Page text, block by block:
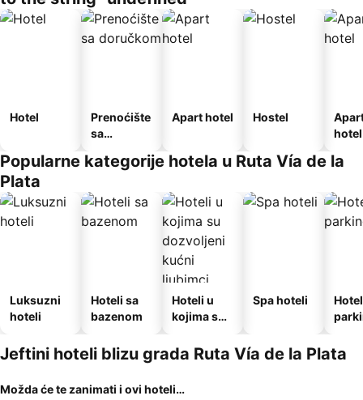
Hotel
Prenoćište
sa
Apart hotel Hostel
hotel
Popularne kategorije hotela u Ruta Vía de la
Plata
Luksuzni
hoteli
Hoteli sa
bazenom
Hoteli u
kojima su
kućni
ljubimci
Spa hoteli
Jeftini hoteli blizu grada Ruta Vía de la Plata
Možda će te zanimati i ovi hoteli…